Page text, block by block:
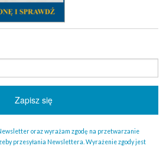
oraz wyrażam zgodę na przetwarzanie
przesyłania Newslettera. Wyrażenie zgody jest